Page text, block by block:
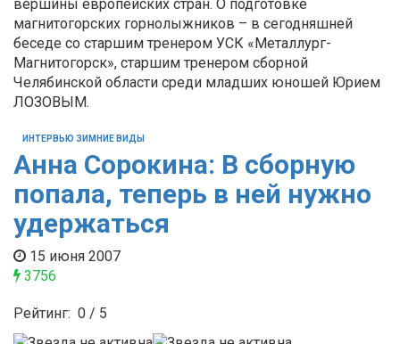
вершины европейских стран. О подготовке
магнитогорских горнолыжников – в сегодняшней
беседе со старшим тренером УСК «Металлург-
Магнитогорск», старшим тренером сборной
Челябинской области среди младших юношей Юрием
ЛОЗОВЫМ.
ИНТЕРВЬЮ ЗИМНИЕ ВИДЫ
Анна Сорокина: В сборную
попала, теперь в ней нужно
удержаться
15 июня 2007
3756
Рейтинг: 0 / 5